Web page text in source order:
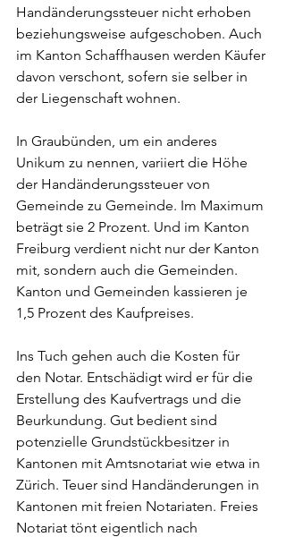
Handänderungssteuer nicht erhoben
beziehungsweise aufgeschoben. Auch
im Kanton Schaffhausen werden Käufer
davon verschont, sofern sie selber in
der Liegenschaft wohnen.
In Graubünden, um ein anderes
Unikum zu nennen, variiert die Höhe
der Handänderungssteuer von
Gemeinde zu Gemeinde. Im Maximum
beträgt sie 2 Prozent. Und im Kanton
Freiburg verdient nicht nur der Kanton
mit, sondern auch die Gemeinden.
Kanton und Gemeinden kassieren je
1,5 Prozent des Kaufpreises.
Ins Tuch gehen auch die Kosten für
den Notar. Entschädigt wird er für die
Erstellung des Kaufvertrags und die
Beurkundung. Gut bedient sind
potenzielle Grundstückbesitzer in
Kantonen mit Amtsnotariat wie etwa in
Zürich. Teuer sind Handänderungen in
Kantonen mit freien Notariaten. Freies
Notariat tönt eigentlich nach